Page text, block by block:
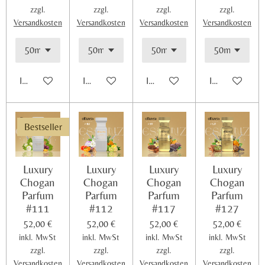
6
zzgl.
Versandkosten
In den Warenkorb
zzgl.
Versandkosten
In den Warenkorb
zzgl.
Versandkosten
In den Warenkorb
zzgl.
Versandkosten
In den
Bestseller
Luxury
Chogan
Parfum
#111
52,00 €
inkl. MwSt
zzgl.
Versandkosten
Luxury
Chogan
Parfum
#112
52,00 €
inkl. MwSt
zzgl.
Versandkosten
Luxury
Chogan
Parfum
#117
52,00 €
inkl. MwSt
zzgl.
Versandkosten
Luxury
Chogan
Parfum
#127
52,00 €
inkl. MwSt
zzgl.
Versandkosten